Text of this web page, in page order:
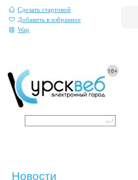
Сделать стартовой
Добавить в избранное
Wap
Новости